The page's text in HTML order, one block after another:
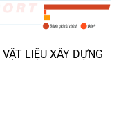
LIỆU XÂY DỰNG